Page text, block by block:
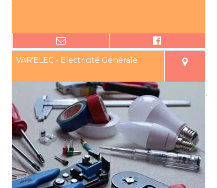
VAR'ELEC - Electricité Générale